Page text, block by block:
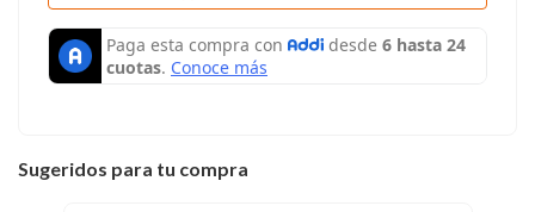
Sugeridos para tu compra